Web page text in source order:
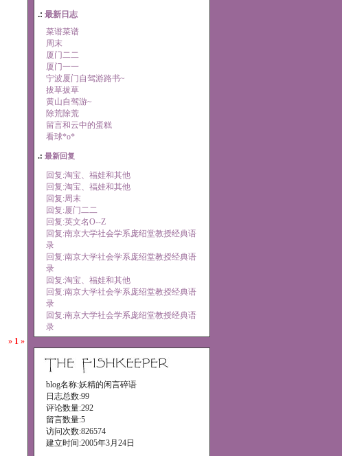
» 1 »
.: 最新日志
菜谱菜谱
周末
厦门二二
厦门一一
宁波厦门自驾游路书~
拔草拔草
黄山自驾游~
除荒除荒
留言和云中的蛋糕
看球*o*
.: 最新回复
回复:淘宝、福娃和其他
回复:淘宝、福娃和其他
回复:周末
回复:厦门二二
回复:英文名O--Z
回复:南京大学社会学系庞绍堂教授经典语
录
回复:南京大学社会学系庞绍堂教授经典语
录
回复:淘宝、福娃和其他
回复:南京大学社会学系庞绍堂教授经典语
录
回复:南京大学社会学系庞绍堂教授经典语
录
blog名称:妖精的闲言碎语
日志总数:99
评论数量:292
留言数量:5
访问次数:826574
建立时间:2005年3月24日